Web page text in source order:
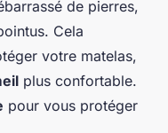
de pierres,
Cela
votre matelas,
plus confortable.
pour vous protéger